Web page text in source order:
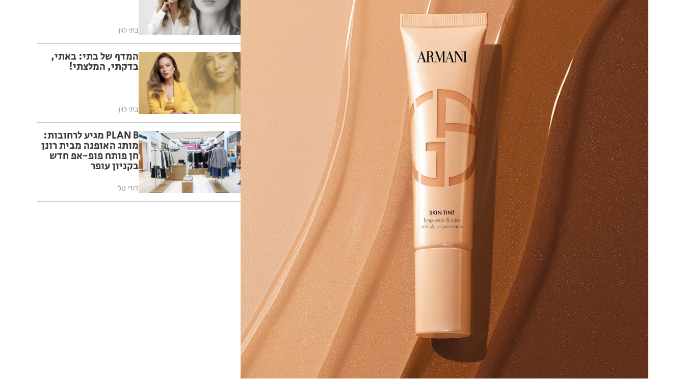
בתי לוין
המדף של בתי: באתי,
בדקתי, המלצתי!
בתי לוין
PLAN B מגיע לרחובות:
מותג האופנה מבית רונן
חן פותח פופ-אפ חדש
בקניון עופר
דודי טל